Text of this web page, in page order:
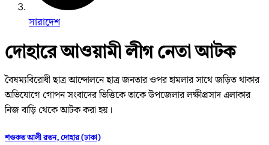
সারাদেশ
দোহারে আওয়ামী লীগ নেতা আটক
বৈষম্যবিরোধী ছাত্র আন্দোলনে ছাত্র জনতার ওপর হামলার সাথে জড়িত থাকার
অভিযোগে গোপন সংবাদের ভিত্তিকে তাকে উপজেলার লক্ষীপ্রসাদ এলাকার
নিজ বাড়ি থেকে আটক করা হয়।
শওকত আলী রতন, দোহার (ঢাকা)